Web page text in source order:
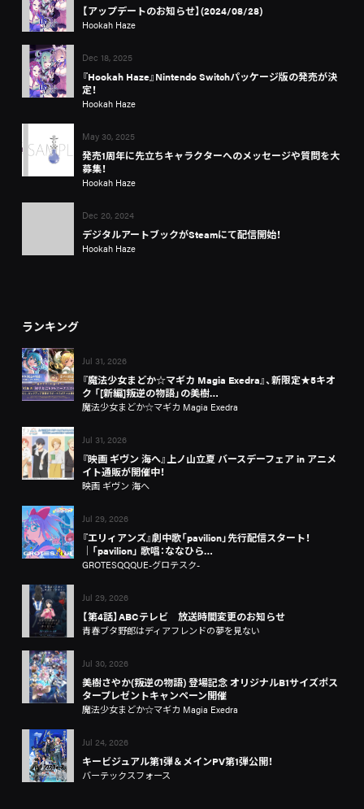
【アップデートのお知らせ】(2024/08/28)
Hookah Haze
Dec 18, 2025
『Hookah Haze』Nintendo Switchパッケージ版の発売が決
定！
Hookah Haze
May 30, 2025
発売1周年に先立ちキャラクターへのメッセージや質問を大
募集！
Hookah Haze
Dec 20, 2024
デジタルアートブックがSteamにて配信開始！
Hookah Haze
ランキング
Jul 31, 2026
『魔法少女まどか☆マギカ Magia Exedra』、新限定★5キオ
ク 「[新編]叛逆の物語」の美樹…
魔法少女まどか☆マギカ Magia Exedra
Jul 31, 2026
『映画 ギヴン 海へ』上ノ山立夏 バースデーフェア in アニメ
イト通販が開催中！
映画 ギヴン 海へ
Jul 29, 2026
『エリィアンズ』劇中歌「pavilion」先行配信スタート！
│「pavilion」 歌唱：ななひら…
GROTESQQQUE-グロテスク-
Jul 29, 2026
【第4話】ABCテレビ 放送時間変更のお知らせ
青春ブタ野郎はディアフレンドの夢を見ない
Jul 30, 2026
美樹さやか(叛逆の物語) 登場記念 オリジナルB1サイズポス
タープレゼントキャンペーン開催
魔法少女まどか☆マギカ Magia Exedra
Jul 24, 2026
キービジュアル第1弾＆メインPV第1弾公開！
バーテックスフォース